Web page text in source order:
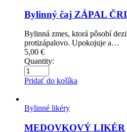
Bylinný čaj ZÁPAL
Bylinná zmes, ktorá pôsobí
protizápalovo. Upokojuje a…
5,00 €
Quantity:
Pridať do košíka
Bylinné likéry
MEDOVKOVÝ LIKÉR